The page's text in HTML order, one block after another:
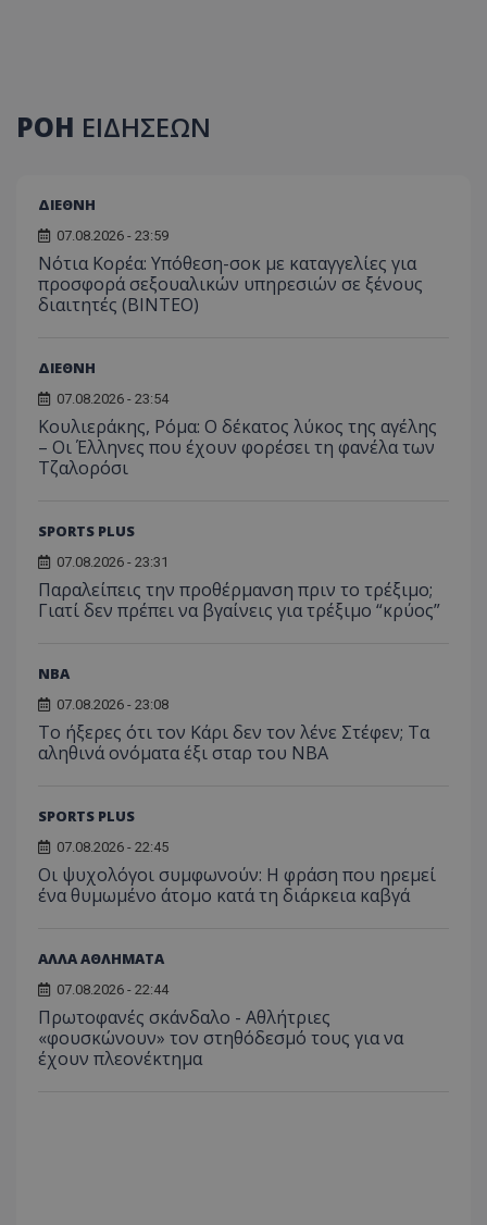
ΡΟΗ ΕΙΔΗΣΕΩΝ
ΔΙΕΘΝΗ
07.08.2026 - 23:59
Νότια Κορέα: Υπόθεση-σοκ με καταγγελίες για
προσφορά σεξουαλικών υπηρεσιών σε ξένους
διαιτητές (BINTEO)
ΔΙΕΘΝΗ
07.08.2026 - 23:54
Κουλιεράκης, Ρόμα: Ο δέκατος λύκος της αγέλης
– Οι Έλληνες που έχουν φορέσει τη φανέλα των
Τζαλορόσι
SPORTS PLUS
07.08.2026 - 23:31
Παραλείπεις την προθέρμανση πριν το τρέξιμο;
Γιατί δεν πρέπει να βγαίνεις για τρέξιμο “κρύος”
NBA
07.08.2026 - 23:08
Το ήξερες ότι τον Κάρι δεν τον λένε Στέφεν; Τα
αληθινά ονόματα έξι σταρ του NBA
SPORTS PLUS
07.08.2026 - 22:45
Οι ψυχολόγοι συμφωνούν: Η φράση που ηρεμεί
ένα θυμωμένο άτομο κατά τη διάρκεια καβγά
ΑΛΛΑ ΑΘΛΗΜΑΤΑ
07.08.2026 - 22:44
Πρωτοφανές σκάνδαλο - Aθλήτριες
«φουσκώνουν» τον στηθόδεσμό τους για να
έχουν πλεονέκτημα